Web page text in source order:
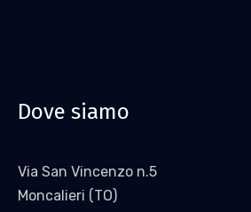
Dove siamo
Via San Vincenzo n.5
Moncalieri (TO)